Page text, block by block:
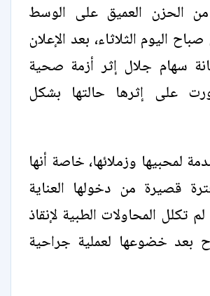
الحزن العميق على الوسط
اليوم الثلاثاء، بعد الإعلان
سهام جلال إثر أزمة صحية
على إثرها حالتها بشكل
لمحبيها وزملائها، خاصة أنها
قصيرة من دخولها العناية
تكلل المحاولات الطبية لإنقاذ
بعد خضوعها لعملية جراحية